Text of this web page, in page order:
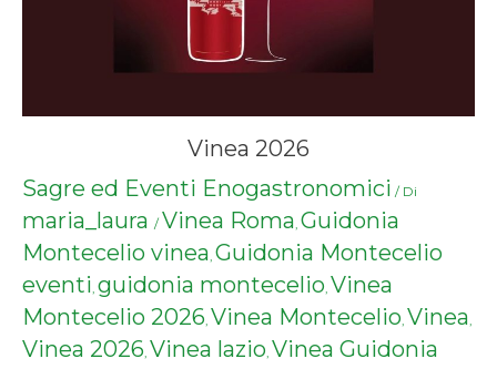
Vinea 2026
Sagre ed Eventi Enogastronomici / Di
maria_laura / Vinea Roma, Guidonia
Montecelio vinea, Guidonia Montecelio
eventi, guidonia montecelio, Vinea
Montecelio 2026, Vinea Montecelio, Vinea,
Vinea 2026, Vinea lazio, Vinea Guidonia